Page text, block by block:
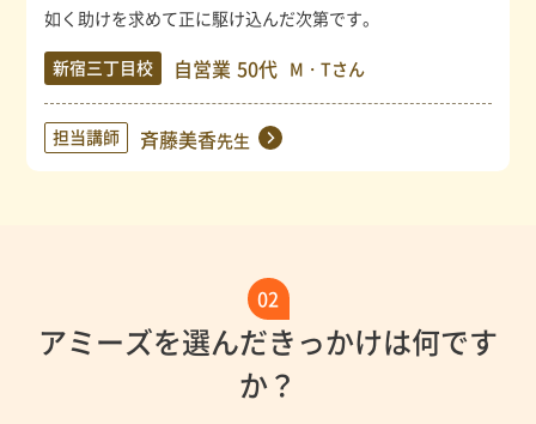
如く助けを求めて正に駆け込んだ次第です。
新宿三丁目校 自営業 50代 M・Tさん
担当講師 斉藤美香先生
02
アミーズを選んだきっかけは何です
か？